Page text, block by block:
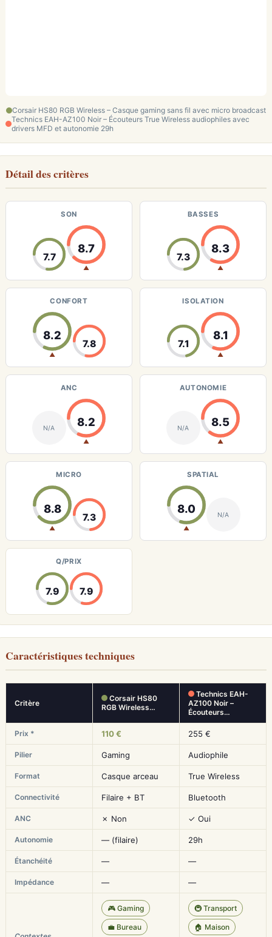
Corsair HS80 RGB Wireless – Casque gaming sans fil avec micro broadcast
Technics EAH-AZ100 Noir – Écouteurs True Wireless audiophiles avec
drivers MFD et autonomie 29h
Détail des critères
SON
7.7
8.7
▲
BASSES
7.3
8.3
▲
CONFORT
8.2
▲
7.8
ISOLATION
7.1
8.1
▲
ANC
N/A 8.2
▲
AUTONOMIE
N/A 8.5
▲
MICRO
8.8
▲
7.3
SPATIAL
8.0
▲
N/A
Q/PRIX
7.9 7.9
Caractéristiques techniques
Critère
Corsair HS80
RGB Wireless…
Technics EAH-
AZ100 Noir –
Écouteurs…
Prix * 110 € 255 €
Pilier Gaming Audiophile
Format Casque arceau True Wireless
Connectivité Filaire + BT Bluetooth
ANC ✗ Non ✓ Oui
Autonomie — (filaire) 29h
Étanchéité — —
Impédance — —
🎮 Gaming
💼 Bureau
🚇 Transport
🏠 Maison